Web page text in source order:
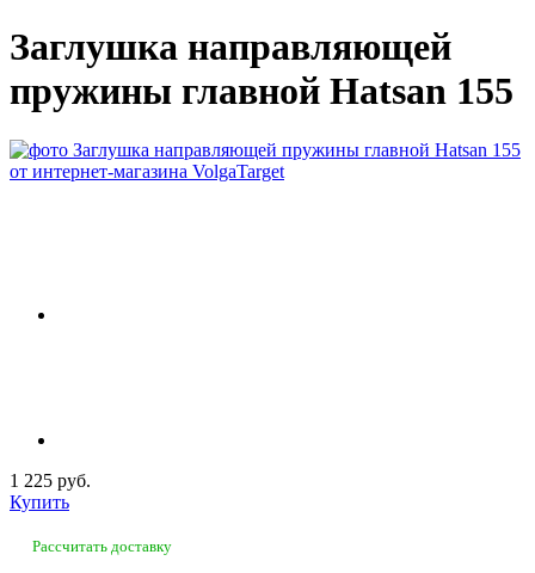
Заглушка направляющей
пружины главной Hatsan 155
1 225 руб.
Купить
Рассчитать доставку